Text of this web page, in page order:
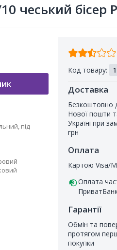
чеський бісер
під
Код товару:
Доставка
Безкоштовно
Нової пошти
Україні при
грн
Оплата
Картою Visa/
Оплата
Гарантії
Обмін та
протягом
покупки